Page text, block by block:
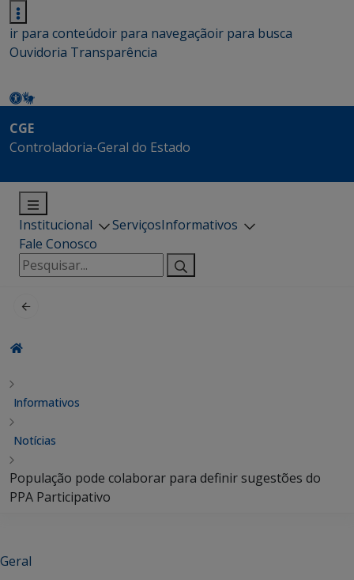
ir para conteúdoir para navegaçãoir para busca
Ouvidoria Transparência
CGE
Controladoria-Geral do Estado
Institucional ServiçosInformativos
Fale Conosco
Pesquisar
por:
Informativos
Notícias
População pode colaborar para definir sugestões do
PPA Participativo
Geral